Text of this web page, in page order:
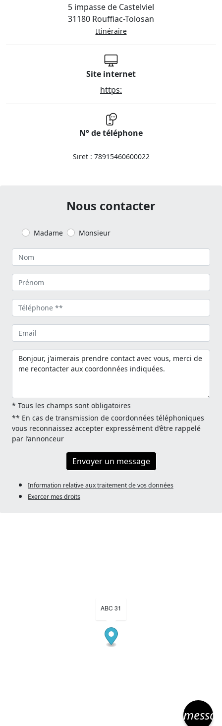
5 impasse de Castelviel
31180 Rouffiac-Tolosan
Itinéraire
Site internet
https:
N° de téléphone
Siret : 78915460600022
Nous contacter
Madame Monsieur
* Tous les champs sont obligatoires
** En cas de transmission de coordonnées téléphoniques
vous reconnaissez accepter expressément d’être rappelé
par l’annonceur
Envoyer un message
Information relative aux traitement de vos données
Exercer mes droits
ABC 31